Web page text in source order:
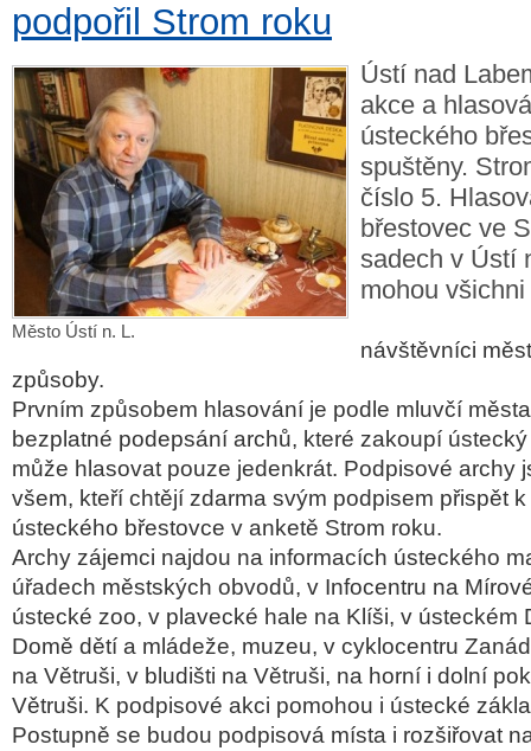
podpořil Strom roku
Město Ústí n. L.
Ústí nad
akce a
ústeckého
spuštěny.
číslo 5.
břestovec ve
sadech v Ústí
mohou
návštěvníci
způsoby.
Prvním způsobem hlasování je podle mluvčí
bezplatné podepsání archů, které zakoupí
může hlasovat pouze jedenkrát. Podpisové archy
všem, kteří chtějí zdarma svým podpisem přispět
ústeckého břestovce v anketě Strom roku.
Archy zájemci najdou na informacích ústeckého
úřadech městských obvodů, v Infocentru na
ústecké zoo, v plavecké hale na Klíši, v ústeckém
Domě dětí a mládeže, muzeu, v cyklocentru
na Větruši, v bludišti na Větruši, na horní i dolní
Větruši. K podpisové akci pomohou i ústecké
Postupně se budou podpisová místa i rozšiřovat